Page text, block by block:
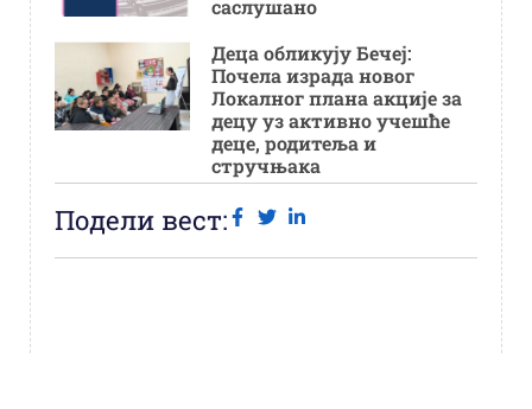
саслушано
Деца обликују Бечеј:
Почела израда новог
Локалног плана акције за
децу уз активно учешће
деце, родитеља и
стручњака
Подели вест: